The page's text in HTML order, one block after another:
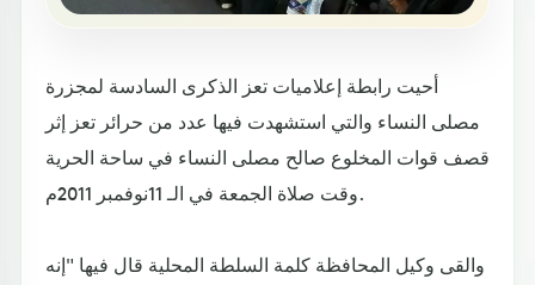
أحيت رابطة إعلاميات تعز الذكرى السادسة لمجزرة
مصلى النساء والتي استشهدت فيها عدد من حرائر تعز إثر
قصف قوات المخلوع صالح مصلى النساء في ساحة الحرية
وقت صلاة الجمعة في الـ 11نوفمبر 2011م.
والقى وكيل المحافظة كلمة السلطة المحلية قال فيها "إنه